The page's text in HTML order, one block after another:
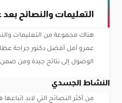
التعليمات والنصائح بعد
هناك مجموعة من التعليمات
عمرو أمل أفضل دكتور جراحة
الوصول إلى نتائج جيدة ومن ضمن
النشاط الجسدي
من أكثر النصائح التي لابد